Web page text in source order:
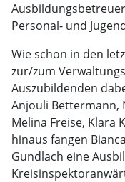
Personal- und
Wie schon in den
zur/zum
Auszubildenden
Anjouli Bettermann,
Melina Freise, Klara
hinaus fangen
Gundlach eine